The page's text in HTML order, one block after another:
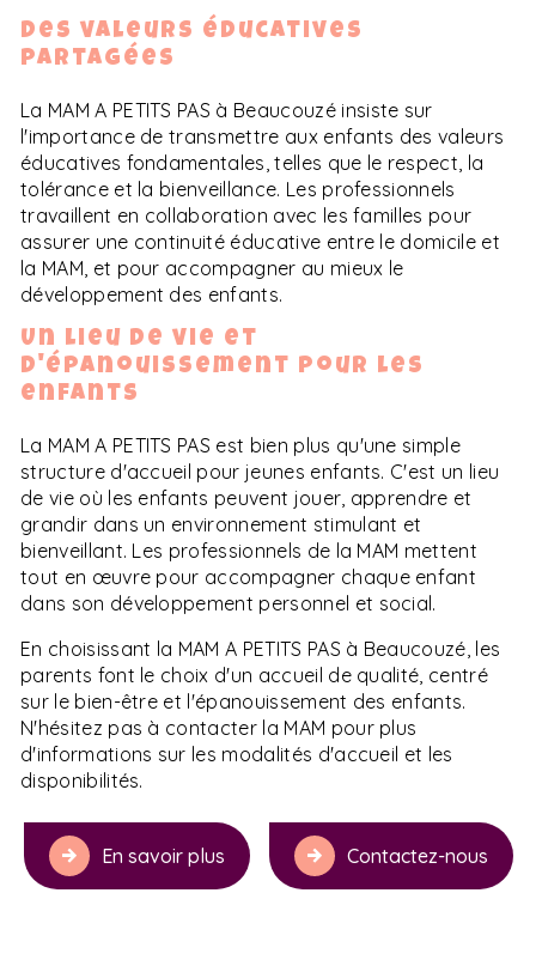
Des valeurs éducatives
partagées
La MAM A PETITS PAS à Beaucouzé insiste sur
l'importance de transmettre aux enfants des valeurs
éducatives fondamentales, telles que le respect, la
tolérance et la bienveillance. Les professionnels
travaillent en collaboration avec les familles pour
assurer une continuité éducative entre le domicile et
la MAM, et pour accompagner au mieux le
développement des enfants.
Un lieu de vie et
d'épanouissement pour les
enfants
La MAM A PETITS PAS est bien plus qu'une simple
structure d'accueil pour jeunes enfants. C'est un lieu
de vie où les enfants peuvent jouer, apprendre et
grandir dans un environnement stimulant et
bienveillant. Les professionnels de la MAM mettent
tout en œuvre pour accompagner chaque enfant
dans son développement personnel et social.
En choisissant la MAM A PETITS PAS à Beaucouzé, les
parents font le choix d'un accueil de qualité, centré
sur le bien-être et l'épanouissement des enfants.
N'hésitez pas à contacter la MAM pour plus
d'informations sur les modalités d'accueil et les
disponibilités.
En savoir plus Contactez-nous